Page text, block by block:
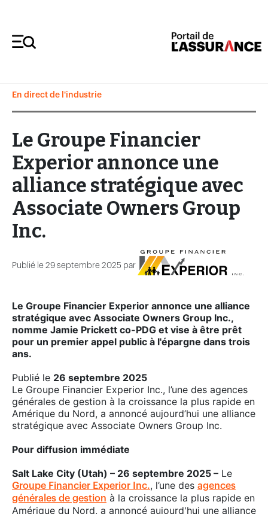
En direct de l'industrie
Le Groupe Financier
Experior annonce une
alliance stratégique avec
Associate Owners Group
Inc.
Publié le 29 septembre 2025 par
Le Groupe Financier Experior annonce une alliance
stratégique avec Associate Owners Group Inc.,
nomme Jamie Prickett co-PDG et vise à être prêt
pour un premier appel public à l'épargne dans trois
ans.
Publié le 26 septembre 2025
Le Groupe Financier Experior Inc., l’une des agences
générales de gestion à la croissance la plus rapide en
Amérique du Nord, a annoncé aujourd’hui une alliance
stratégique avec Associate Owners Group Inc.
Pour diffusion immédiate
Salt Lake City (Utah) – 26 septembre 2025 – Le
Groupe Financier Experior Inc., l’une des agences
générales de gestion à la croissance la plus rapide en
Amérique du Nord, a annoncé aujourd'hui une alliance